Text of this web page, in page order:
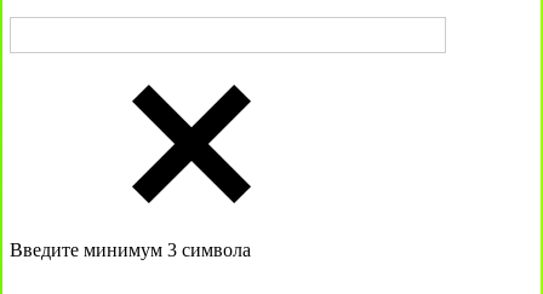
Введите минимум 3 символа